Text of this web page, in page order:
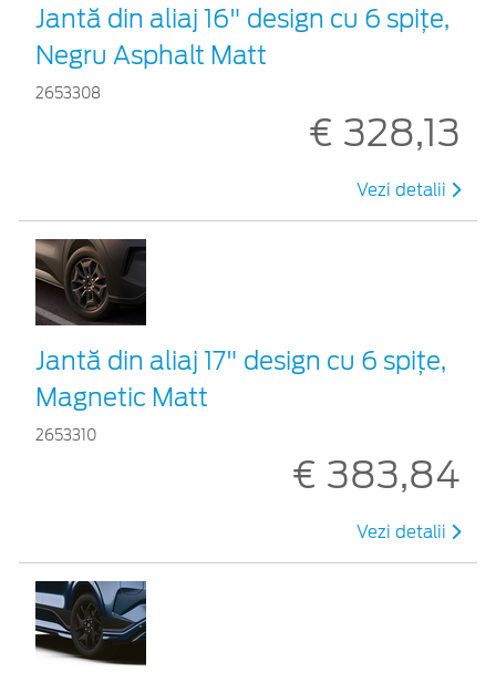
Jantă din aliaj 16" design cu 6 spițe,
Negru Asphalt Matt
2653308
€ 328,13
Vezi detalii
Jantă din aliaj 17" design cu 6 spiţe,
Magnetic Matt
2653310
€ 383,84
Vezi detalii